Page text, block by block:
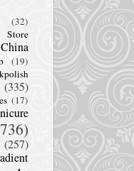
(32)
Store
China
(19)
(335)
(17)
(257)